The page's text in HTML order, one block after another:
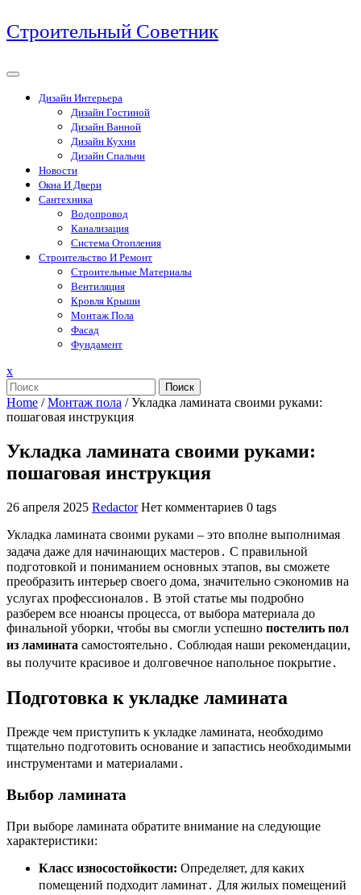
Перейти
к
Строительный Советник
Дизайн Интерьера
Дизайн Гостиной
Дизайн Ванной
Дизайн Кухни
Дизайн Спальни
Новости
Окна И Двери
Сантехника
Водопровод
Канализация
Система Отопления
Строительство И Ремонт
Строительные Материалы
Вентиляция
Кровля Крыши
Монтаж Пола
Фасад
Фундамент
xЗакрыть
меню
Поиск
Home /Монтаж пола /Укладка ламината своими руками:
пошаговая инструкция
Укладка ламината своими руками:
пошаговая инструкция
26 апреля 2025 Redactor Нет комментариев 0 tags
Укладка ламината своими руками – это вполне выполнимая
задача даже для начинающих мастеров․ С правильной
подготовкой и пониманием основных этапов, вы сможете
преобразить интерьер своего дома, значительно сэкономив на
услугах профессионалов․ В этой статье мы подробно
разберем все нюансы процесса, от выбора материала до
финальной уборки, чтобы вы смогли успешно постелить пол
из ламината самостоятельно․ Соблюдая наши рекомендации,
вы получите красивое и долговечное напольное покрытие․
Подготовка к укладке ламината
Прежде чем приступить к укладке ламината, необходимо
тщательно подготовить основание и запастись необходимыми
инструментами и материалами․
Выбор ламината
При выборе ламината обратите внимание на следующие
характеристики:
Класс износостойкости: Определяет, для каких
помещений подходит ламинат․ Для жилых помещений